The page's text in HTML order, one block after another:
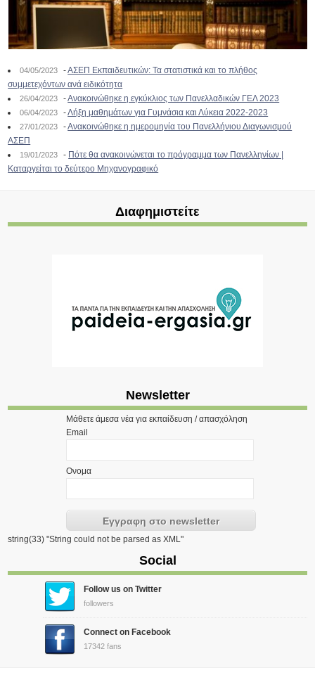
04/05/2023 -ΑΣΕΠ Εκπαιδευτικών: Τα στατιστικά και το πλήθος
συμμετεχόντων ανά ειδικότητα
26/04/2023 -Ανακοινώθηκε η εγκύκλιος των Πανελλαδικών ΓΕΛ 2023
06/04/2023 -Λήξη μαθημάτων για Γυμνάσια και Λύκεια 2022-2023
27/01/2023 -Ανακοινώθηκε η ημερομηνία του Πανελλήνιου Διαγωνισμού
ΑΣΕΠ
19/01/2023 - Πότε θα ανακοινώνεται το πρόγραμμα των Πανελληνίων |
Καταργείται το δεύτερο Μηχανογραφικό
Διαφημιστείτε
Newsletter
Μάθετε άμεσα νέα για εκπαίδευση / απασχόληση
Email
Ονομα
string(33) "String could not be parsed as XML"
Social
Follow us on Twitter
followers
Connect on Facebook
17342 fans